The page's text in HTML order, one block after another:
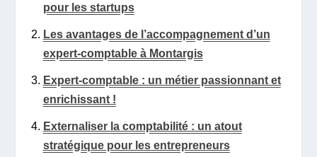
pour les startups
Les avantages de l’accompagnement d’un
expert-comptable à Montargis
Expert-comptable : un métier passionnant et
enrichissant !
Externaliser la comptabilité : un atout
stratégique pour les entrepreneurs